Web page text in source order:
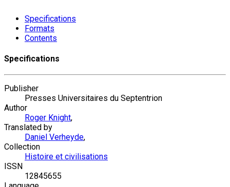
Specifications
Formats
Contents
Specifications
Publisher
Presses Universitaires du Septentrion
Author
Roger Knight,
Translated by
Daniel Verheyde,
Collection
Histoire et civilisations
ISSN
12845655